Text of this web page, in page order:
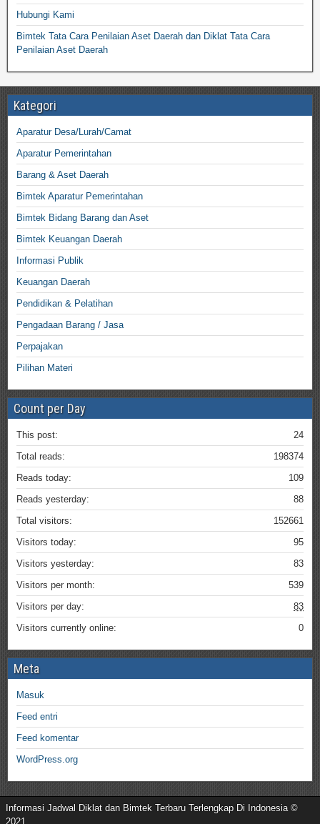
Hubungi Kami
Bimtek Tata Cara Penilaian Aset Daerah dan Diklat Tata Cara
Penilaian Aset Daerah
Kategori
Aparatur Desa/Lurah/Camat
Aparatur Pemerintahan
Barang & Aset Daerah
Bimtek Aparatur Pemerintahan
Bimtek Bidang Barang dan Aset
Bimtek Keuangan Daerah
Informasi Publik
Keuangan Daerah
Pendidikan & Pelatihan
Pengadaan Barang / Jasa
Perpajakan
Pilihan Materi
Count per Day
24
This post:
198374
Total reads:
109
Reads today:
88
Reads yesterday:
152661
Total visitors:
95
Visitors today:
83
Visitors yesterday:
539
Visitors per month:
83
Visitors per day:
0
Visitors currently online:
Meta
Masuk
Feed entri
Feed komentar
WordPress.org
Informasi Jadwal Diklat dan Bimtek Terbaru Terlengkap Di Indonesia ©
2021